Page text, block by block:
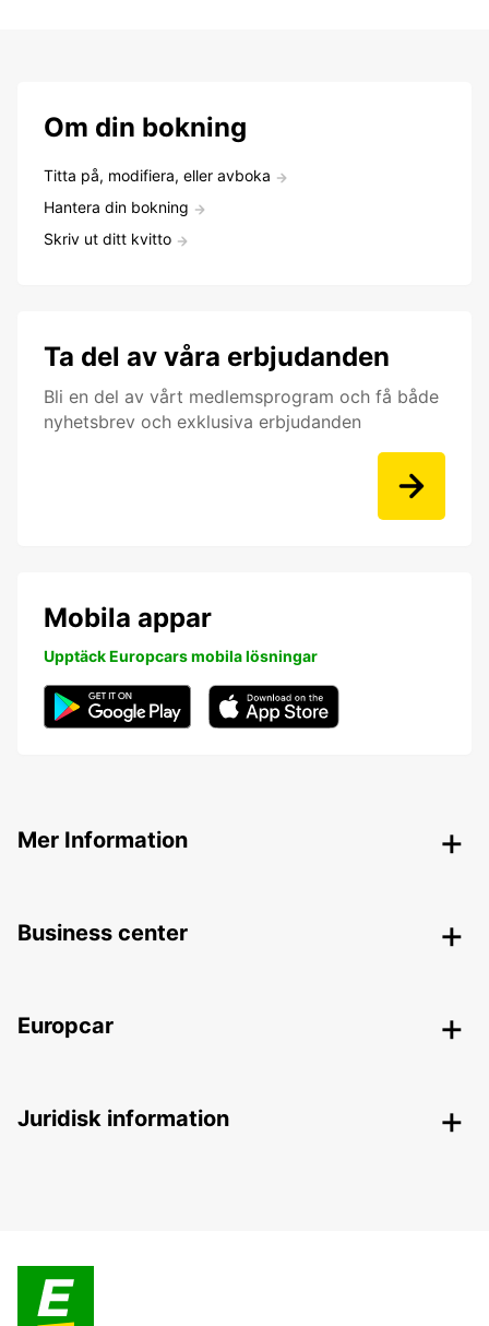
Om din bokning
Titta på, modifiera, eller avboka
Hantera din bokning
Skriv ut ditt kvitto
Ta del av våra erbjudanden
Bli en del av vårt medlemsprogram och få både
nyhetsbrev och exklusiva erbjudanden
Mobila appar
Upptäck Europcars mobila lösningar
Mer Information
Business center
Europcar
Juridisk information